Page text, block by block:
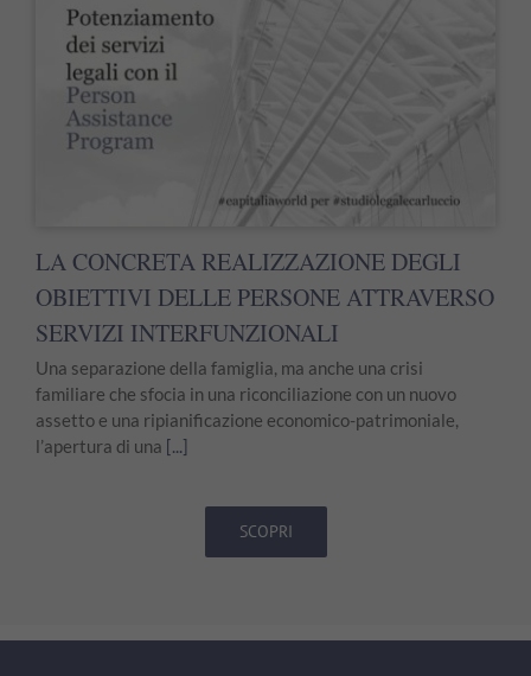
LA CONCRETA REALIZZAZIONE DEGLI
OBIETTIVI DELLE PERSONE ATTRAVERSO
SERVIZI INTERFUNZIONALI
Una separazione della famiglia, ma anche una crisi
familiare che sfocia in una riconciliazione con un nuovo
assetto e una ripianificazione economico-patrimoniale,
l’apertura di una [...]
SCOPRI